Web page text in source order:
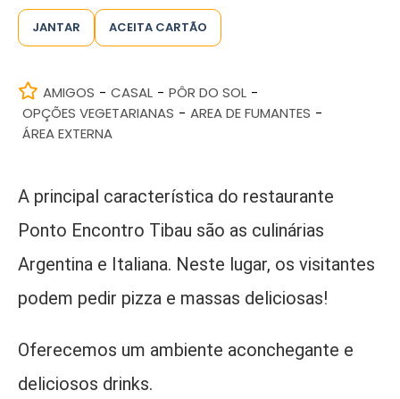
JANTAR ACEITA CARTÃO
AMIGOS - CASAL - PÔR DO SOL -
OPÇÕES VEGETARIANAS - AREA DE FUMANTES -
ÁREA EXTERNA
A principal característica do restaurante
Ponto Encontro Tibau são as culinárias
Argentina e Italiana. Neste lugar, os visitantes
podem pedir pizza e massas deliciosas!
Oferecemos um ambiente aconchegante e
deliciosos drinks.